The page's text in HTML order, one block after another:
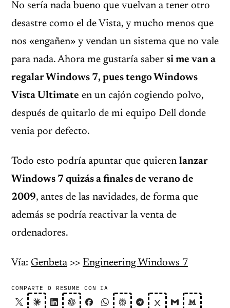
No sería nada bueno que vuelvan a tener otro
desastre como el de Vista, y mucho menos que
nos «engañen» y vendan un sistema que no vale
para nada. Ahora me gustaría saber si me van a
regalar Windows 7, pues tengo Windows
Vista Ultimate en un cajón cogiendo polvo,
después de quitarlo de mi equipo Dell donde
venia por defecto.
Todo esto podría apuntar que quieren lanzar
Windows 7 quizás a finales de verano de
2009, antes de las navidades, de forma que
además se podría reactivar la venta de
ordenadores.
Vía: Genbeta >> Engineering Windows 7
COMPARTE O RESUME CON IA